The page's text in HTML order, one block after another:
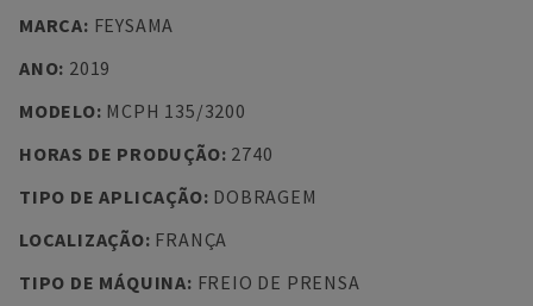
MARCA: FEYSAMA
ANO: 2019
MODELO: MCPH 135/3200
HORAS DE PRODUÇÃO: 2740
TIPO DE APLICAÇÃO: DOBRAGEM
LOCALIZAÇÃO: FRANÇA
TIPO DE MÁQUINA: FREIO DE PRENSA